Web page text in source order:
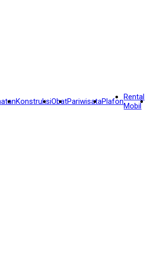
KonstruksiObatPariwisataPlafonRental
Mobil